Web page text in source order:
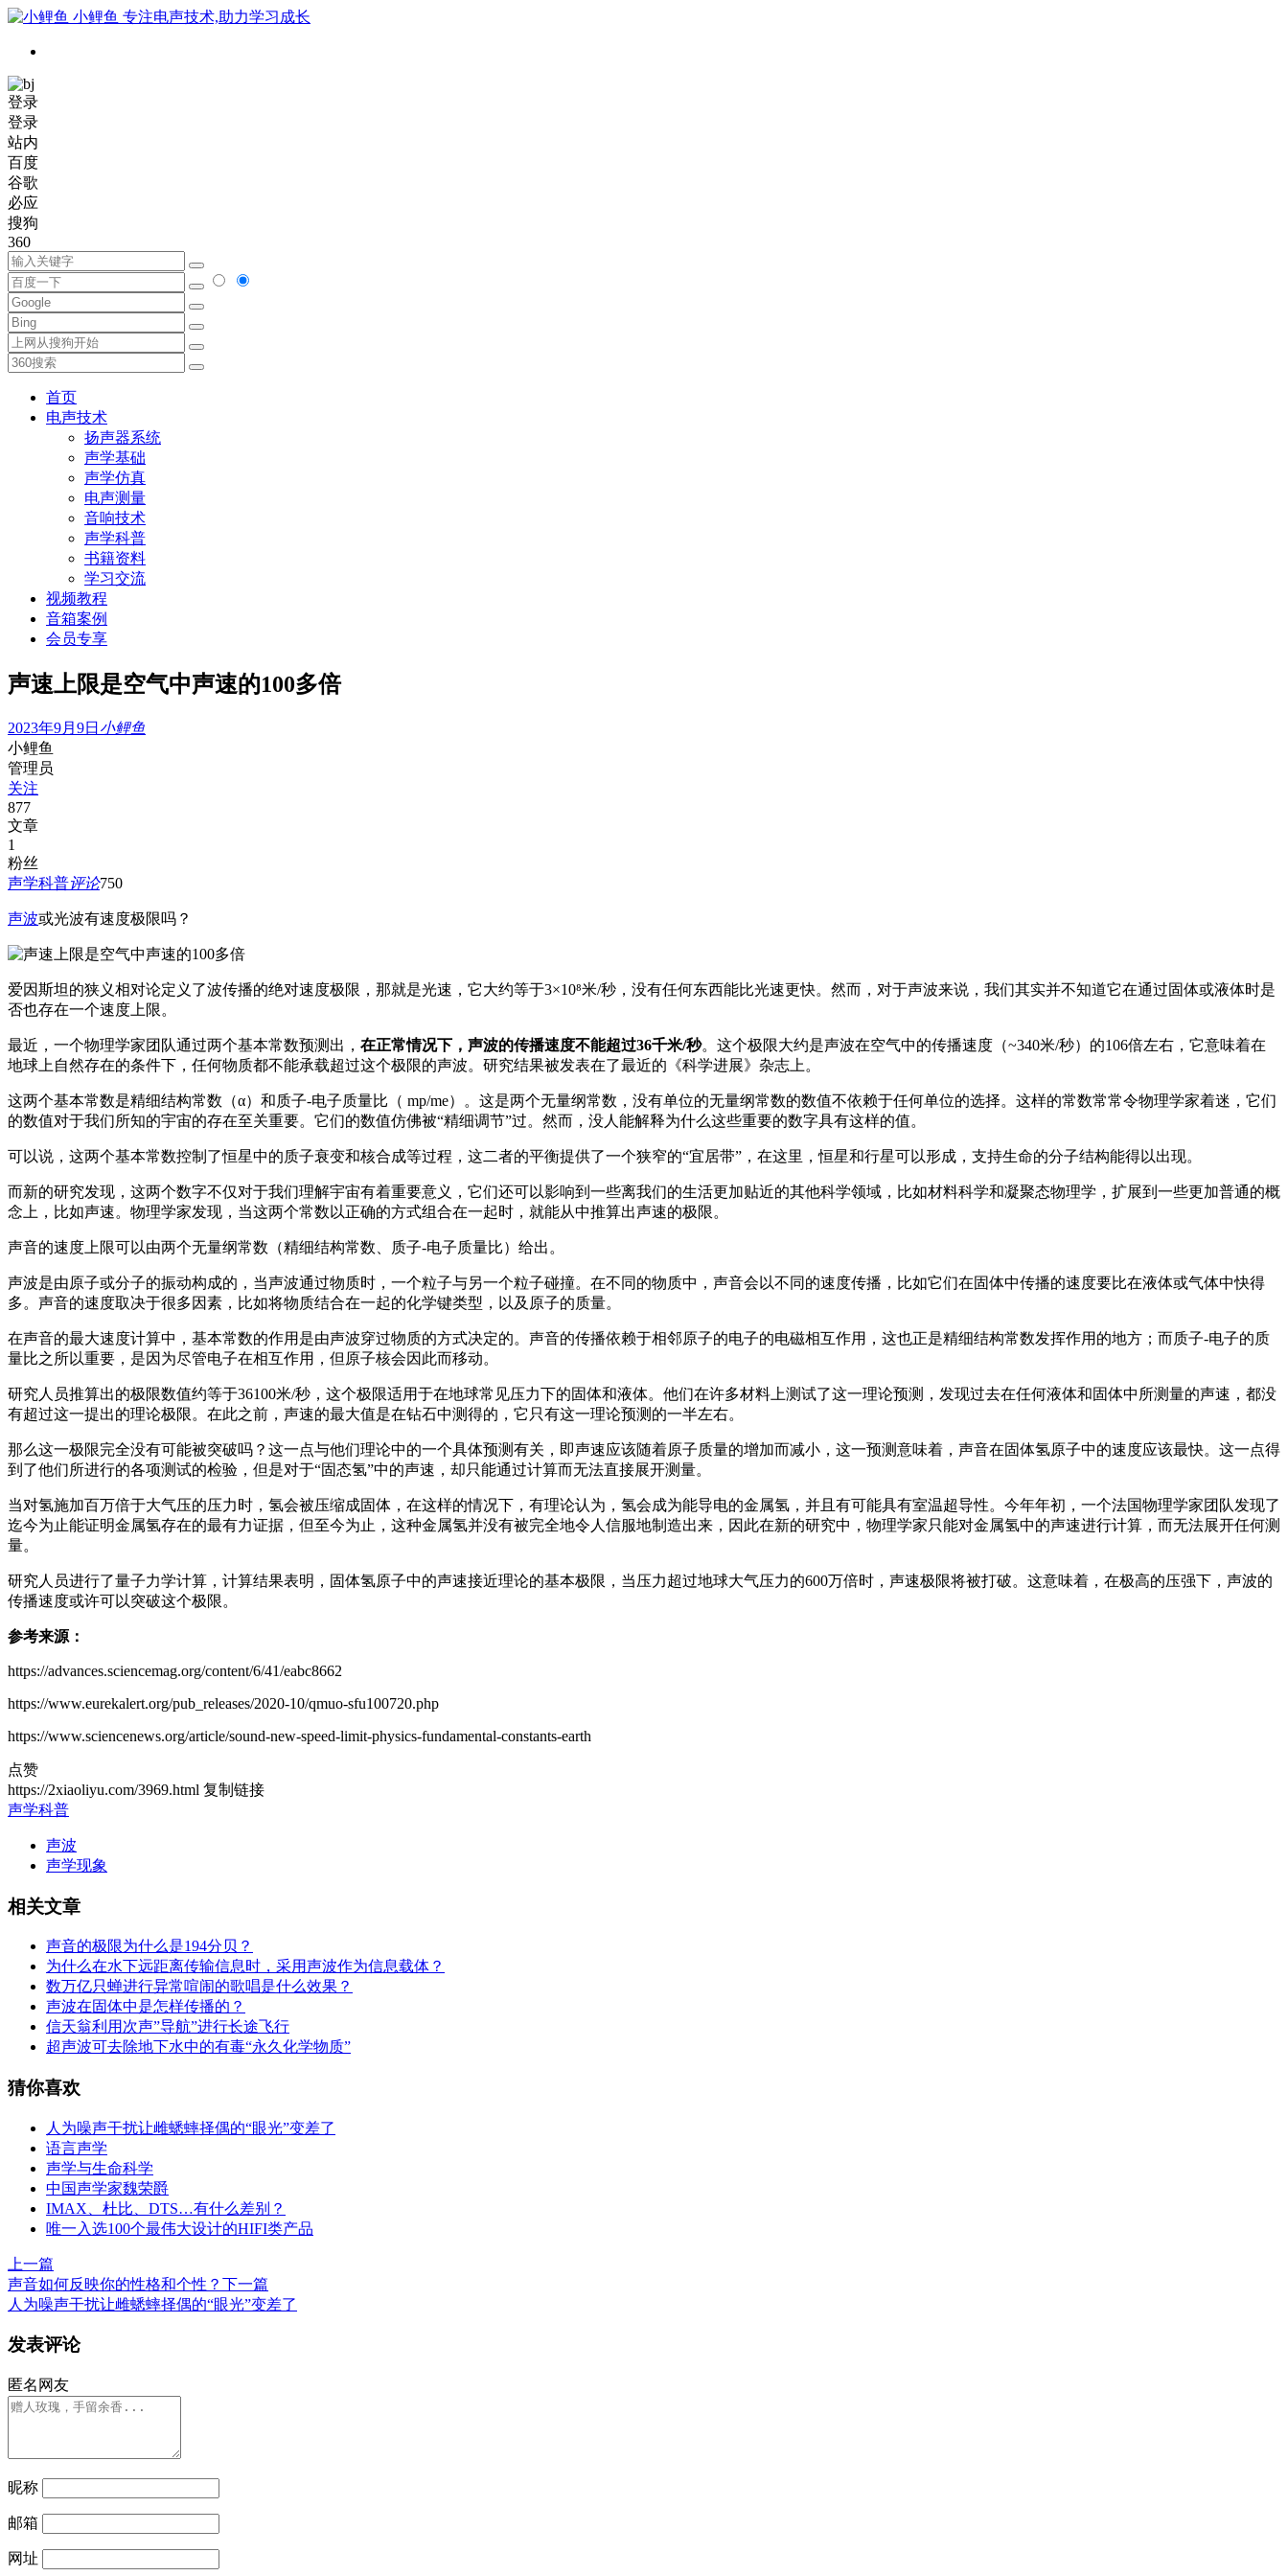
小鲤鱼 专注电声技术,助力学习成长
登录
登录
站内
百度
谷歌
必应
搜狗
360
首页
电声技术
扬声器系统
声学基础
声学仿真
电声测量
音响技术
声学科普
书籍资料
学习交流
视频教程
音箱案例
会员专享
声速上限是空气中声速的100多倍
2023年9月9日 小鲤鱼
小鲤鱼
管理员
关注
877
文章
1
粉丝
声学科普评论750
声波或光波有速度极限吗？
爱因斯坦的狭义相对论定义了波传播的绝对速度极限，那就是光速，它大约等于3×10⁸米/秒，没有任何东西能比光速更快。然而，对于声波来说，我们其实并不知道它在通过固体或液体时是
否也存在一个速度上限。
最近，一个物理学家团队通过两个基本常数预测出， 在正常情况下，声波的传播速度不能超过36千米/秒。这个极限大约是声波在空气中的传播速度（~340米/秒）的106倍左右，它意味着在
地球上自然存在的条件下，任何物质都不能承载超过这个极限的声波。研究结果被发表在了最近的《科学进展》杂志上。
这两个基本常数是精细结构常数（α）和质子-电子质量比（ mp/me）。这是两个无量纲常数，没有单位的无量纲常数的数值不依赖于任何单位的选择。这样的常数常常令物理学家着迷，它们
的数值对于我们所知的宇宙的存在至关重要。它们的数值仿佛被“精细调节”过。然而，没人能解释为什么这些重要的数字具有这样的值。
可以说，这两个基本常数控制了恒星中的质子衰变和核合成等过程，这二者的平衡提供了一个狭窄的“宜居带”，在这里，恒星和行星可以形成，支持生命的分子结构能得以出现。
而新的研究发现，这两个数字不仅对于我们理解宇宙有着重要意义，它们还可以影响到一些离我们的生活更加贴近的其他科学领域，比如材料科学和凝聚态物理学，扩展到一些更加普通的概
念上，比如声速。物理学家发现，当这两个常数以正确的方式组合在一起时，就能从中推算出声速的极限。
声音的速度上限可以由两个无量纲常数（精细结构常数、质子-电子质量比）给出。
声波是由原子或分子的振动构成的，当声波通过物质时，一个粒子与另一个粒子碰撞。在不同的物质中，声音会以不同的速度传播，比如它们在固体中传播的速度要比在液体或气体中快得
多。声音的速度取决于很多因素，比如将物质结合在一起的化学键类型，以及原子的质量。
在声音的最大速度计算中，基本常数的作用是由声波穿过物质的方式决定的。声音的传播依赖于相邻原子的电子的电磁相互作用，这也正是精细结构常数发挥作用的地方；而质子-电子的质
量比之所以重要，是因为尽管电子在相互作用，但原子核会因此而移动。
研究人员推算出的极限数值约等于36100米/秒，这个极限适用于在地球常见压力下的固体和液体。他们在许多材料上测试了这一理论预测，发现过去在任何液体和固体中所测量的声速，都没
有超过这一提出的理论极限。在此之前，声速的最大值是在钻石中测得的，它只有这一理论预测的一半左右。
那么这一极限完全没有可能被突破吗？这一点与他们理论中的一个具体预测有关，即声速应该随着原子质量的增加而减小，这一预测意味着，声音在固体氢原子中的速度应该最快。这一点得
到了他们所进行的各项测试的检验，但是对于“固态氢”中的声速，却只能通过计算而无法直接展开测量。
当对氢施加百万倍于大气压的压力时，氢会被压缩成固体，在这样的情况下，有理论认为，氢会成为能导电的金属氢，并且有可能具有室温超导性。今年年初，一个法国物理学家团队发现了
迄今为止能证明金属氢存在的最有力证据，但至今为止，这种金属氢并没有被完全地令人信服地制造出来，因此在新的研究中，物理学家只能对金属氢中的声速进行计算，而无法展开任何测
量。
研究人员进行了量子力学计算，计算结果表明，固体氢原子中的声速接近理论的基本极限，当压力超过地球大气压力的600万倍时，声速极限将被打破。这意味着，在极高的压强下，声波的
传播速度或许可以突破这个极限。
参考来源：
https://advances.sciencemag.org/content/6/41/eabc8662
https://www.eurekalert.org/pub_releases/2020-10/qmuo-sfu100720.php
https://www.sciencenews.org/article/sound-new-speed-limit-physics-fundamental-constants-earth
点赞
https://2xiaoliyu.com/3969.html 复制链接
声学科普
声波
声学现象
相关文章
声音的极限为什么是194分贝？
为什么在水下远距离传输信息时，采用声波作为信息载体？
数万亿只蝉进行异常喧闹的歌唱是什么效果？
声波在固体中是怎样传播的？
信天翁利用次声”导航”进行长途飞行
超声波可去除地下水中的有毒“永久化学物质”
猜你喜欢
人为噪声干扰让雌蟋蟀择偶的“眼光”变差了
语言声学
声学与生命科学
中国声学家魏荣爵
IMAX、杜比、DTS…有什么差别？
唯一入选100个最伟大设计的HIFI类产品
上一篇
声音如何反映你的性格和个性？ 下一篇
人为噪声干扰让雌蟋蟀择偶的“眼光”变差了
发表评论
匿名网友
昵称
邮箱
网址